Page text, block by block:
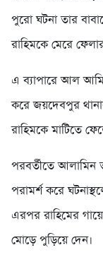
পুরো ঘটনা তার
রাহিমকে মেরে ফেলার
এ ব্যাপারে আল
করে জয়দেবপুর
রাহিমকে মাটিতে
পরবর্তীতে
পরামর্শ করে
এরপর রাহিমের
মোড়ে পুড়িয়ে দেন।